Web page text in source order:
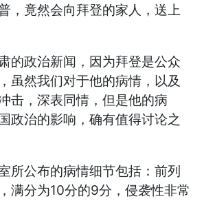
，竟然会向拜登的家人，送上
的政治新闻，因为拜登是公众
虽然我们对于他的病情，以及
击，深表同情，但是他的病
政治的影响，确有值得讨论之
所公布的病情细节包括：前列
满分为10分的9分，侵袭性非常